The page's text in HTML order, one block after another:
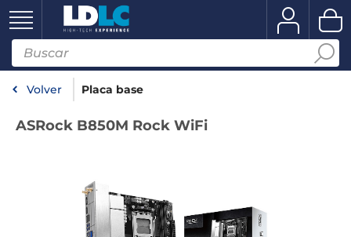
Volver Placa base
ASRock B850M Rock WiFi